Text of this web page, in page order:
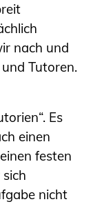
nach und
Tutoren.
Es
einen
festen
nicht